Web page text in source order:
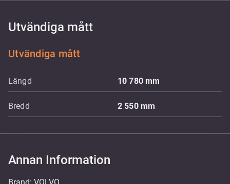
Utvändiga mått
Utvändiga mått
Längd 10 780mm
Bredd 2 550 mm
Annan Information